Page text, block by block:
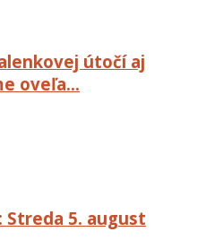
útočí aj
oveľa…
Streda 5. august